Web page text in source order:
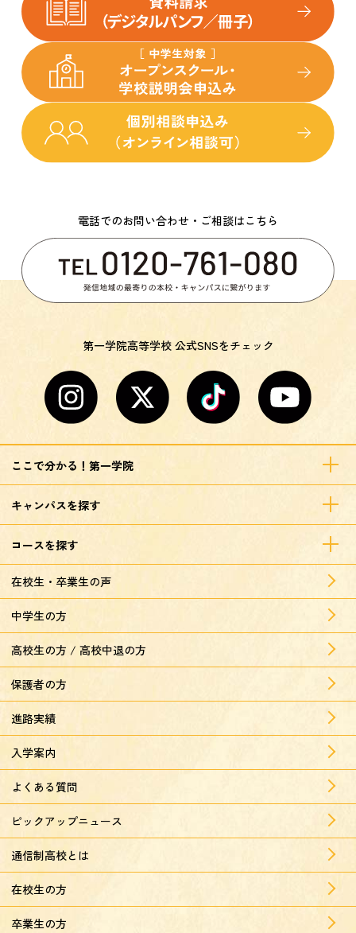
電話でのお問い合わせ・ご相談はこちら
第一学院高等学校 公式SNSをチェック
ここで分かる！第一学院
キャンパスを探す
コースを探す
在校生・卒業生の声
中学生の方
高校生の方 / 高校中退の方
保護者の方
進路実績
入学案内
よくある質問
ピックアップニュース
通信制高校とは
在校生の方
卒業生の方